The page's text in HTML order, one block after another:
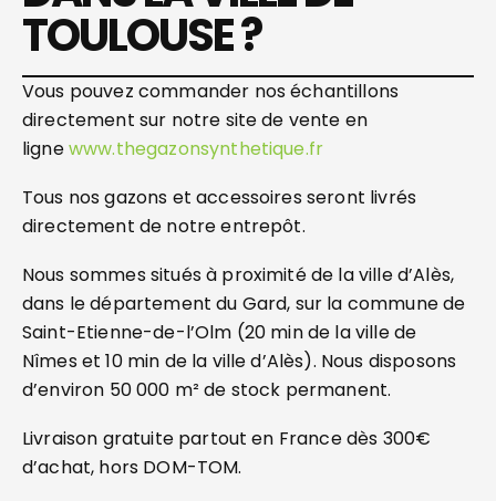
TOULOUSE ?
Vous pouvez commander nos échantillons
directement sur notre site de vente en
lignewww.thegazonsynthetique.fr
Tous nos gazons et accessoires seront livrés
directement de notre entrepôt.
Nous sommes situés à proximité de la ville d’Alès,
dans le département du Gard, sur la commune de
Saint-Etienne-de-l’Olm (20 min de la ville de
Nîmes et 10 min de la ville d’Alès). Nous disposons
d’environ 50 000 m² de stock permanent.
Livraison gratuite partout en France dès 300€
d’achat, hors DOM-TOM.